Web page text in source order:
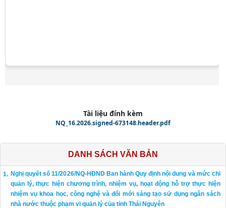
Tài liệu đính kèm
NQ_16.2026.signed-673148.header.pdf
DANH SÁCH VĂN BẢN
Nghị quyết số 11/2026/NQ-HĐND Ban hành Quy định nội dung và mức chi
quản lý, thực hiện chương trình, nhiệm vụ, hoạt động hỗ trợ thực hiện
nhiệm vụ khoa học, công nghệ và đổi mới sáng tạo sử dụng ngân sách
nhà nước thuộc phạm vi quản lý của tỉnh Thái Nguyên